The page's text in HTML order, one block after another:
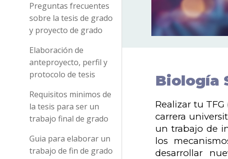
Preguntas frecuentes
sobre la tesis de grado
y proyecto de grado
Elaboración de
anteproyecto, perfil y
protocolo de tesis
Requisitos minimos de
la tesis para ser un
trabajo final de grado
Guia para elaborar un
trabajo de fin de grado
Biología
Realizar tu
carrera
un trabajo de
los
desarrollar